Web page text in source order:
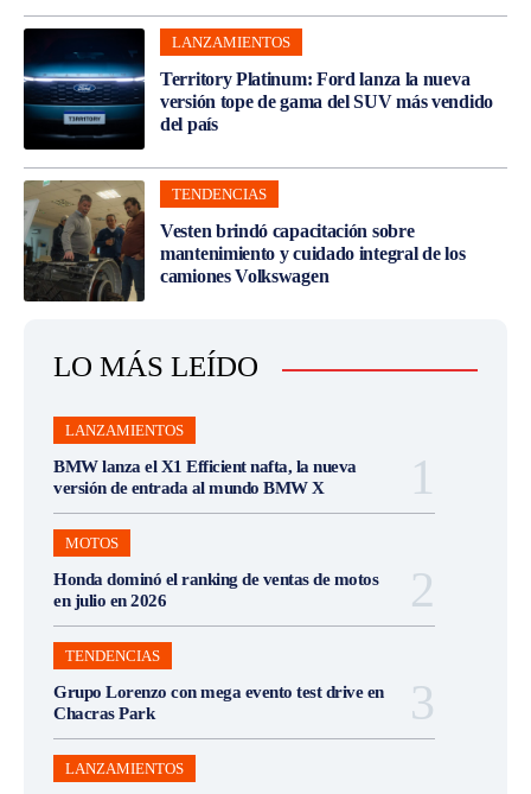
LANZAMIENTOS
Territory Platinum: Ford lanza la nueva
versión tope de gama del SUV más vendido
del país
TENDENCIAS
Vesten brindó capacitación sobre
mantenimiento y cuidado integral de los
camiones Volkswagen
LO MÁS LEÍDO
LANZAMIENTOS
BMW lanza el X1 Efficient nafta, la nueva
versión de entrada al mundo BMW X
MOTOS
Honda dominó el ranking de ventas de motos
en julio en 2026
TENDENCIAS
Grupo Lorenzo con mega evento test drive en
Chacras Park
LANZAMIENTOS